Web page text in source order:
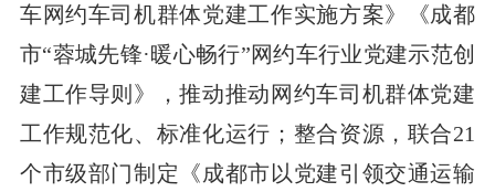
车网约车司机群体党建工作实施方案》《成都
市“蓉城先锋·暖心畅行”网约车行业党建示范创
建工作导则》，推动推动网约车司机群体党建
工作规范化、标准化运行；整合资源，联合21
个市级部门制定《成都市以党建引领交通运输